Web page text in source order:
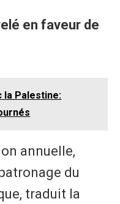
en faveur de
la Palestine:
annuelle,
du
traduit la